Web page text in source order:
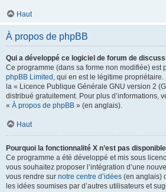
Haut
À propos de phpBB
Qui a développé ce logiciel de forum de
Ce programme (dans sa forme non modifiée) est
phpBB Limited , qui en est le légitime
la « Licence Publique Générale GNU version 2
distribué gratuitement. Pour plus d’informations,
« À propos de phpBB » (en anglais).
Haut
Pourquoi la fonctionnalité X n’est pas
Ce programme a été développé et mis sous
vous souhaitez proposer l’intégration d’une
vous rendre sur notre centre d’idées (en anglais)
les idées soumises par d’autres utilisateurs et